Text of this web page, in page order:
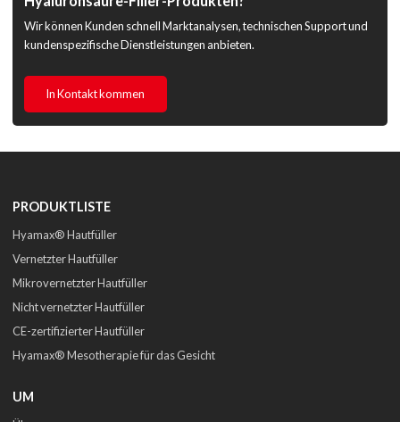
Wir können Kunden schnell Marktanalysen, technischen Support und
kundenspezifische Dienstleistungen anbieten.
In Kontakt kommen
PRODUKTLISTE
Hyamax® Hautfüller
Vernetzter Hautfüller
Mikrovernetzter Hautfüller
Nicht vernetzter Hautfüller
CE-zertifizierter Hautfüller
Hyamax® Mesotherapie für das Gesicht
UM